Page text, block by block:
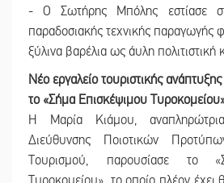
- Ο Σωτήρης Μπόλης εστίασε
παραδοσιακής τεχνικής παραγωγής
ξύλινα βαρέλια ως άυλη πολιτιστική
Νέο εργαλείο τουριστικής ανάπτυξης
το «Σήμα Επισκέψιμου
Η Μαρία Κιάμου,
Διεύθυνσης Ποιοτικών
Τουρισμού, παρουσίασε το